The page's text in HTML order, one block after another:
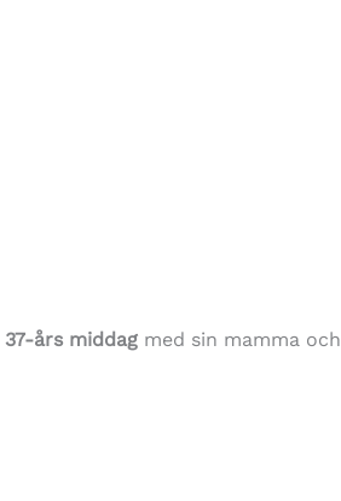
37-års middag med sin mamma och